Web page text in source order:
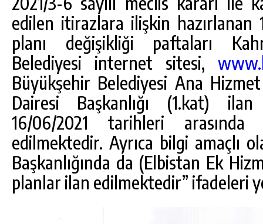
edilen itirazlara ilişkin hazırlanan
planı değişikliği paftaları
Belediyesi internet sitesi,
Büyükşehir Belediyesi Ana
Dairesi Başkanlığı (1.kat) ilan
16/06/2021 tarihleri arasında
edilmektedir. Ayrıca bilgi amaçlı
Başkanlığında da (Elbistan Ek
planlar ilan edilmektedir” ifadeleri